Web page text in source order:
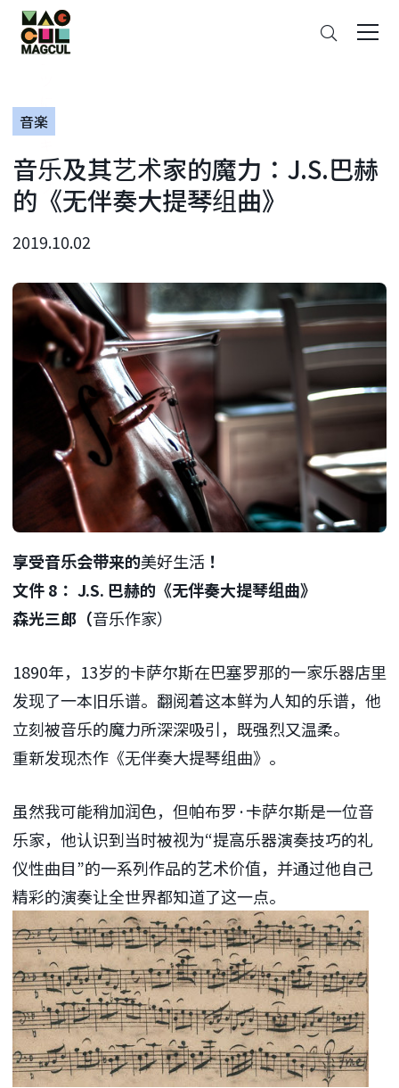
ン
テ
ン
に
ス
ッ
プ
音楽
音乐及其艺术家的魔力：J.S.巴赫
的《无伴奏大提琴组曲》
2019.10.02
享受音乐会带来的美好生活 ！
文件 8： J.S. 巴赫的 《无伴奏大提琴组曲》
森光三郎 （音乐作家）
1890年，13岁的卡萨尔斯在巴塞罗那的一家乐器店里
发现了一本旧乐谱。翻阅着这本鲜为人知的乐谱，他
立刻被音乐的魔力所深深吸引，既强烈又温柔。
重新发现杰作《无伴奏大提琴组曲》。
虽然我可能稍加润色，但帕布罗·卡萨尔斯是一位音
乐家，他认识到当时被视为“提高乐器演奏技巧的礼
仪性曲目”的一系列作品的艺术价值，并通过他自己
精彩的演奏让全世界都知道了这一点。